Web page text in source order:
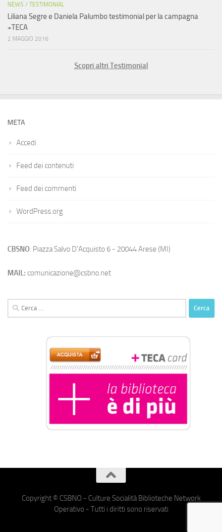
NEWS / TESTIMONIAL
Liliana Segre e Daniela Palumbo testimonial per la campagna
+TECA
2 MAGGIO 2016
Scopri altri Testimonial
META
Accedi
Feed dei contenuti
Feed dei commenti
WordPress.org
CBSNO: Piazza Salvo D'Acquisto 6 - 20044 Arese (MI)
MAIL: comunicazione@csbno.net
Ricerca
per:
Copyright © CSBNO - Culture Socialità Biblioteche Network
Operativo - Tutti i diritti sono riservati